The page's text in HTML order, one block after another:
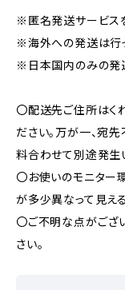
※匿名発送サービス
※海外への発送は行
※日本国内のみの発
〇配送先ご住所はく
ださい。万が一、宛
料合わせて別途発生
〇お使いのモニター
が多少異なって見え
〇ご不明な点がござ
さい。